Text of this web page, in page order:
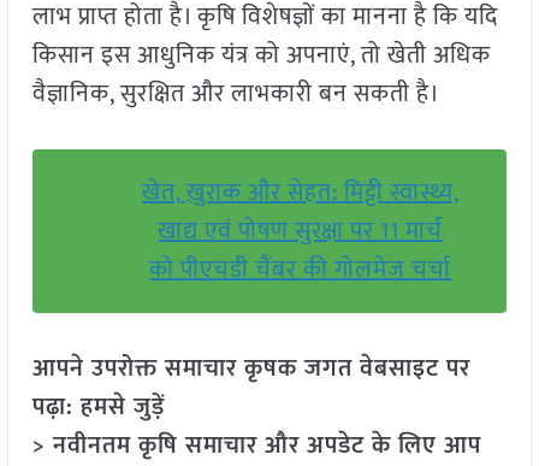
लाभ प्राप्त होता है। कृषि विशेषज्ञों का मानना है कि यदि
किसान इस आधुनिक यंत्र को अपनाएं, तो खेती अधिक
वैज्ञानिक, सुरक्षित और लाभकारी बन सकती है।
खेत, ख़ुराक और सेहत: मिट्टी स्वास्थ्य,
खाद्य एवं पोषण सुरक्षा पर 11 मार्च
को पीएचडी चैंबर की गोलमेज चर्चा
आपने उपरोक्त समाचार कृषक जगत वेबसाइट पर
पढ़ा: हमसे जुड़ें
> नवीनतम कृषि समाचार और अपडेट के लिए आप